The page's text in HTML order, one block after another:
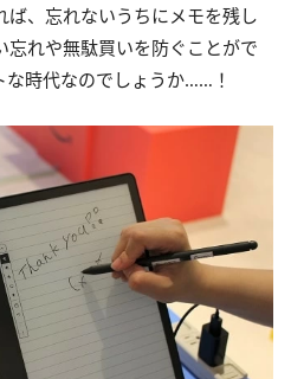
ば、忘れないうちにメモを残し
忘れや無駄買いを防ぐことがで
な時代なのでしょうか……！